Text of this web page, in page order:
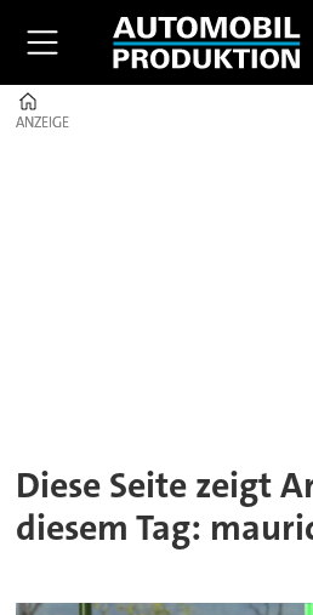
ANZEIGE
ANZEIGE
Diese Seite zeigt
diesem Tag: